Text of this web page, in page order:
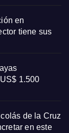
en
tiene sus
1.500
de la Cruz
en este